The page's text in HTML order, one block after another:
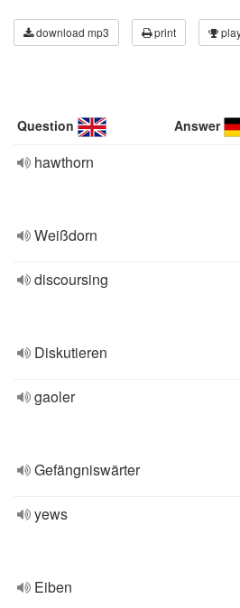
download mp3 print
Question Answer
hawthorn
Weißdorn
discoursing
Diskutieren
gaoler
Gefängniswärter
yews
Eiben